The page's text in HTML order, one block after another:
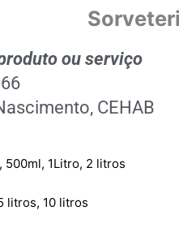
ou serviço
CEHAB
500ml, 1Litro, 2 litros
litros, 10 litros